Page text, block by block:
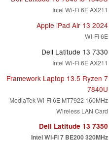
Intel Wi-Fi 6E AX211
Apple iPad Air 13 2024
Wi-Fi 6E
Dell Latitude 13 7330
Intel Wi-Fi 6E AX211
Framework Laptop 13.5 Ryzen 7
7840U
MediaTek Wi-Fi 6E MT7922 160MHz
Wireless LAN Card
Dell Latitude 13 7350
Intel Wi-Fi 7 BE200 320MHz